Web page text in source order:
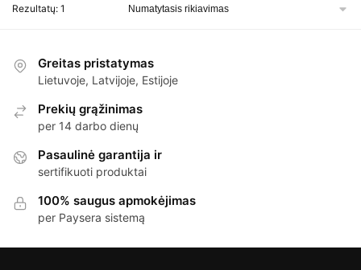
Rezultatų: 1
Greitas pristatymas
Lietuvoje, Latvijoje, Estijoje
Prekių grąžinimas
per 14 darbo dienų
Pasaulinė garantija ir
sertifikuoti produktai
100% saugus apmokėjimas
per Paysera sistemą